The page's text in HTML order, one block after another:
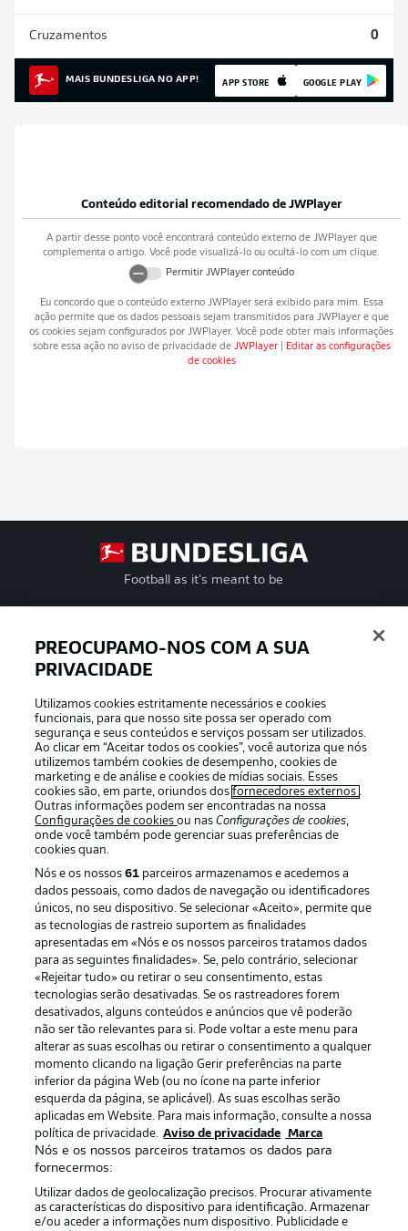
Cruzamentos 0
MAIS BUNDESLIGA NO APP! APP STORE GOOGLE PLAY
Conteúdo editorial recomendado de JWPlayer
A partir desse ponto você encontrará conteúdo externo de JWPlayerque
complementa o artigo. Você pode visualizá-lo ou ocultá-lo com um clique.
Permitir JWPlayerconteúdo
Eu concordo que o conteúdo externo JWPlayerserá exibido para mim. Essa
ação permite que os dados pessoais sejam transmitidos para JWPlayere que
os cookies sejam configurados por JWPlayer. Você pode obter mais informações
sobre essa ação no aviso de privacidade de JWPlayer
Editar as configurações
de cookies
Football as it’s meant to be
APLICATIVO DA BUNDESLIGA
Oferecido por
Publicidade Avisos legais
Gerir preferências Aviso de privacidade
Trabalhe conosco
Marca Contato
Jogadores
PREOCUPAMO-NOS COM A SUA
PRIVACIDADE
Utilizamos cookies estritamente necessários e cookies
funcionais, para que nosso site possa ser operado com
segurança e seus conteúdos e serviços possam ser utilizados.
Ao clicar em “Aceitar todos os cookies”, você autoriza que nós
utilizemos também cookies de desempenho, cookies de
marketing e de análise e cookies de mídias sociais. Esses
cookies são, em parte, oriundos dosfornecedores externos .
Outras informações podem ser encontradas na nossa
Configurações de cookiesou nasConfigurações de cookies,
onde você também pode gerenciar suas preferências de
cookies quan.
Nós e os nossos61 parceiros armazenamos e acedemos a
dados pessoais, como dados de navegação ou identificadores
únicos, no seu dispositivo. Se selecionar «Aceito», permite que
as tecnologias de rastreio suportem as finalidades
apresentadas em «Nós e os nossos parceiros tratamos dados
para as seguintes finalidades». Se, pelo contrário, selecionar
«Rejeitar tudo» ou retirar o seu consentimento, estas
tecnologias serão desativadas. Se os rastreadores forem
desativados, alguns conteúdos e anúncios que vê poderão
não ser tão relevantes para si. Pode voltar a este menu para
alterar as suas escolhas ou retirar o consentimento a qualquer
momento clicando na ligação Gerir preferências na parte
inferior da página Web (ou no ícone na parte inferior
esquerda da página, se aplicável). As suas escolhas serão
aplicadas em Website. Para mais informação, consulte a nossa
política de privacidade. Aviso de privacidade Marca
Nós e os nossos parceiros tratamos os dados para
fornecermos:
Utilizar dados de geolocalização precisos. Procurar ativamente
as características do dispositivo para identificação. Armazenar
e/ou aceder a informações num dispositivo. Publicidade e